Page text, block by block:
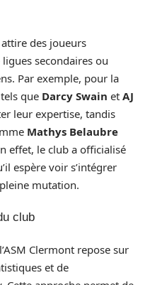
attire des joueurs
secondaires ou
Par exemple, pour la
que Darcy Swain et AJ
leur expertise, tandis
Mathys Belaubre
effet, le club a officialisé
espère voir s’intégrer
mutation.
club
Clermont repose sur
et de